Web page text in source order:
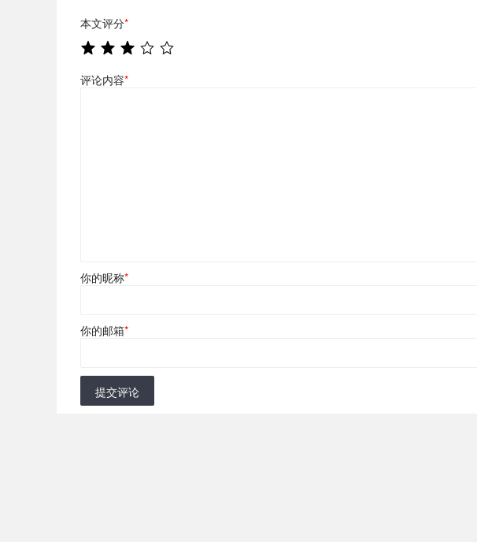
本文评分*
评论内容*
你的昵称*
你的邮箱*
提交评论